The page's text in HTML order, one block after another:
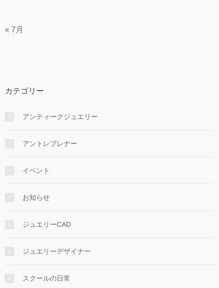
« 7月
カテゴリー
アンティークジュエリー
アントレプレナー
イベント
お知らせ
ジュエリーCAD
ジュエリーデザイナー
スクールの日常